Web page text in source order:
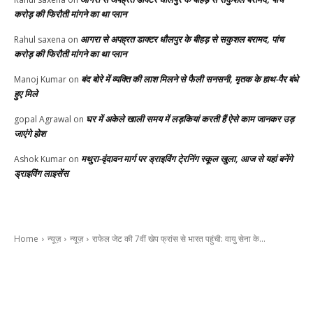
करोड़ की फिरौती मांगने का था प्लान
Rahul saxena on आगरा से अपह्रत डाक्टर धौलपुर के बीहड़ से सकुशल बरामद, पांच
करोड़ की फिरौती मांगने का था प्लान
Manoj Kumar on बंद बोरे में व्यक्ति की लाश मिलने से फैली सनसनी, मृतक के हाथ-पैर बंधे
हुए मिले
gopal Agrawal on घर में अकेले खाली समय में लड़कियां करती हैं ऐसे काम जानकर उड़
जाएंगे होश
Ashok Kumar on मथुरा-वृंदावन मार्ग पर ड्राइविंग टे्रनिंग स्कूल खुला, आज से यहां बनेंगे
ड्राइविंग लाइसेंस